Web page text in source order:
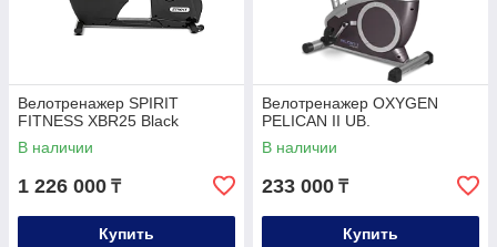
Велотренажер SPIRIT
FITNESS XBR25 Black
В наличии
1 226 000 ₸
Купить
Велотренажер OXYGEN
PELICAN II UB.
В наличии
233 000 ₸
Купить